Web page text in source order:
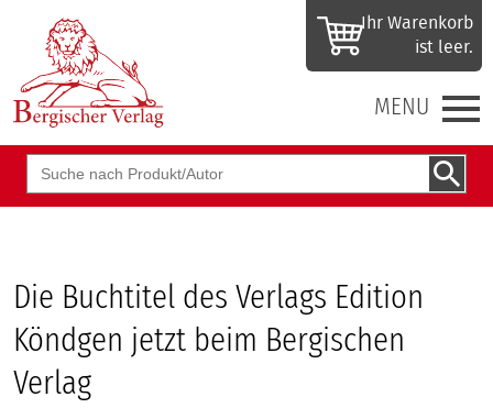
MENU
Ihr Waren­korb
ist leer.
Suchbegriff
Die Buchtitel des Verlags Edition
Köndgen jetzt beim Bergischen
Verlag